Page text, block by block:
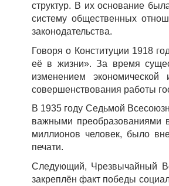
структур. В их основание
систему общественных
законодательства.
Говоря о Конституции 1918
её в жизни». За время
изменением
совершенствования работы
В 1935 году Седьмой
важными преобразованиями
миллионов человек, было
печати.
Следующий, Чрезвычайный
закреплён факт победы